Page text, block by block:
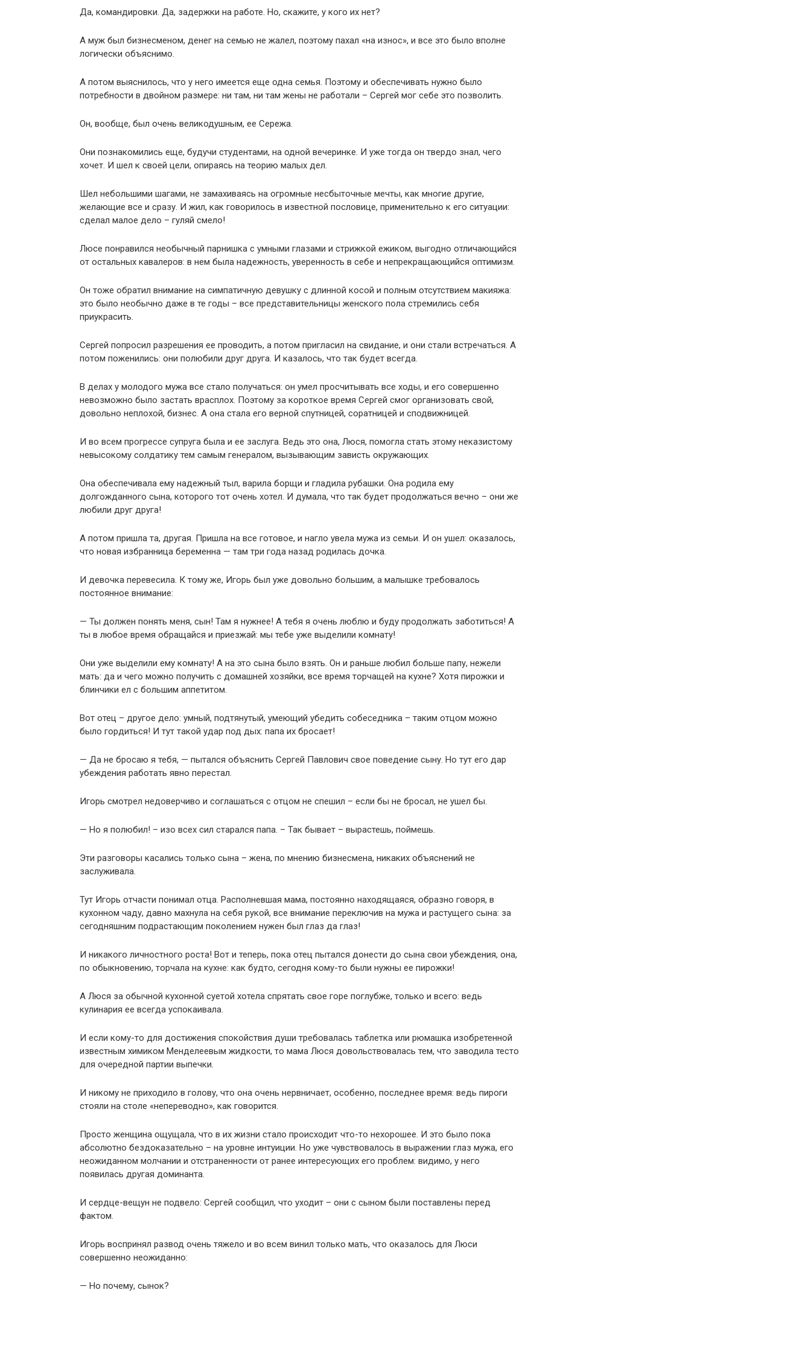
Да, командировки. Да, задержки на работе. Но, скажите, у кого их нет?
А муж был бизнесменом, денег на семью не жалел, поэтому пахал «на износ», и все это было вполне
логически объяснимо.
А потом выяснилось, что у него имеется еще одна семья. Поэтому и обеспечивать нужно было
потребности в двойном размере: ни там, ни там жены не работали – Сергей мог себе это позволить.
Он, вообще, был очень великодушным, ее Сережа.
Они познакомились еще, будучи студентами, на одной вечеринке. И уже тогда он твердо знал, чего
хочет. И шел к своей цели, опираясь на теорию малых дел.
Шел небольшими шагами, не замахиваясь на огромные несбыточные мечты, как многие другие,
желающие все и сразу. И жил, как говорилось в известной пословице, применительно к его ситуации:
сделал малое дело – гуляй смело!
Люсе понравился необычный парнишка с умными глазами и стрижкой ежиком, выгодно отличающийся
от остальных кавалеров: в нем была надежность, уверенность в себе и непрекращающийся оптимизм.
Он тоже обратил внимание на симпатичную девушку с длинной косой и полным отсутствием макияжа:
это было необычно даже в те годы – все представительницы женского пола стремились себя
приукрасить.
Сергей попросил разрешения ее проводить, а потом пригласил на свидание, и они стали встречаться. А
потом поженились: они полюбили друг друга. И казалось, что так будет всегда.
В делах у молодого мужа все стало получаться: он умел просчитывать все ходы, и его совершенно
невозможно было застать врасплох. Поэтому за короткое время Сергей смог организовать свой,
довольно неплохой, бизнес. А она стала его верной спутницей, соратницей и сподвижницей.
И во всем прогрессе супруга была и ее заслуга. Ведь это она, Люся, помогла стать этому неказистому
невысокому солдатику тем самым генералом, вызывающим зависть окружающих.
Она обеспечивала ему надежный тыл, варила борщи и гладила рубашки. Она родила ему
долгожданного сына, которого тот очень хотел. И думала, что так будет продолжаться вечно – они же
любили друг друга!
А потом пришла та, другая. Пришла на все готовое, и нагло увела мужа из семьи. И он ушел: оказалось,
что новая избранница беременна — там три года назад родилась дочка.
И девочка перевесила. К тому же, Игорь был уже довольно большим, а малышке требовалось
постоянное внимание:
— Ты должен понять меня, сын! Там я нужнее! А тебя я очень люблю и буду продолжать заботиться! А
ты в любое время обращайся и приезжай: мы тебе уже выделили комнату!
Они уже выделили ему комнату! А на это сына было взять. Он и раньше любил больше папу, нежели
мать: да и чего можно получить с домашней хозяйки, все время торчащей на кухне? Хотя пирожки и
блинчики ел с большим аппетитом.
Вот отец – другое дело: умный, подтянутый, умеющий убедить собеседника – таким отцом можно
было гордиться! И тут такой удар под дых: папа их бросает!
— Да не бросаю я тебя, — пытался объяснить Сергей Павлович свое поведение сыну. Но тут его дар
убеждения работать явно перестал.
Игорь смотрел недоверчиво и соглашаться с отцом не спешил – если бы не бросал, не ушел бы.
— Но я полюбил! – изо всех сил старался папа. – Так бывает – вырастешь, поймешь.
Эти разговоры касались только сына – жена, по мнению бизнесмена, никаких объяснений не
заслуживала.
Тут Игорь отчасти понимал отца. Располневшая мама, постоянно находящаяся, образно говоря, в
кухонном чаду, давно махнула на себя рукой, все внимание переключив на мужа и растущего сына: за
сегодняшним подрастающим поколением нужен был глаз да глаз!
И никакого личностного роста! Вот и теперь, пока отец пытался донести до сына свои убеждения, она,
по обыкновению, торчала на кухне: как будто, сегодня кому-то были нужны ее пирожки!
А Люся за обычной кухонной суетой хотела спрятать свое горе поглубже, только и всего: ведь
кулинария ее всегда успокаивала.
И если кому-то для достижения спокойствия души требовалась таблетка или рюмашка изобретенной
известным химиком Менделеевым жидкости, то мама Люся довольствовалась тем, что заводила тесто
для очередной партии выпечки.
И никому не приходило в голову, что она очень нервничает, особенно, последнее время: ведь пироги
стояли на столе «непереводно», как говорится.
Просто женщина ощущала, что в их жизни стало происходит что-то нехорошее. И это было пока
абсолютно бездоказательно – на уровне интуиции. Но уже чувствовалось в выражении глаз мужа, его
неожиданном молчании и отстраненности от ранее интересующих его проблем: видимо, у него
появилась другая доминанта.
И сердце-вещун не подвело: Сергей сообщил, что уходит – они с сыном были поставлены перед
фактом.
Игорь воспринял развод очень тяжело и во всем винил только мать, что оказалось для Люси
совершенно неожиданно:
— Но почему, сынок?